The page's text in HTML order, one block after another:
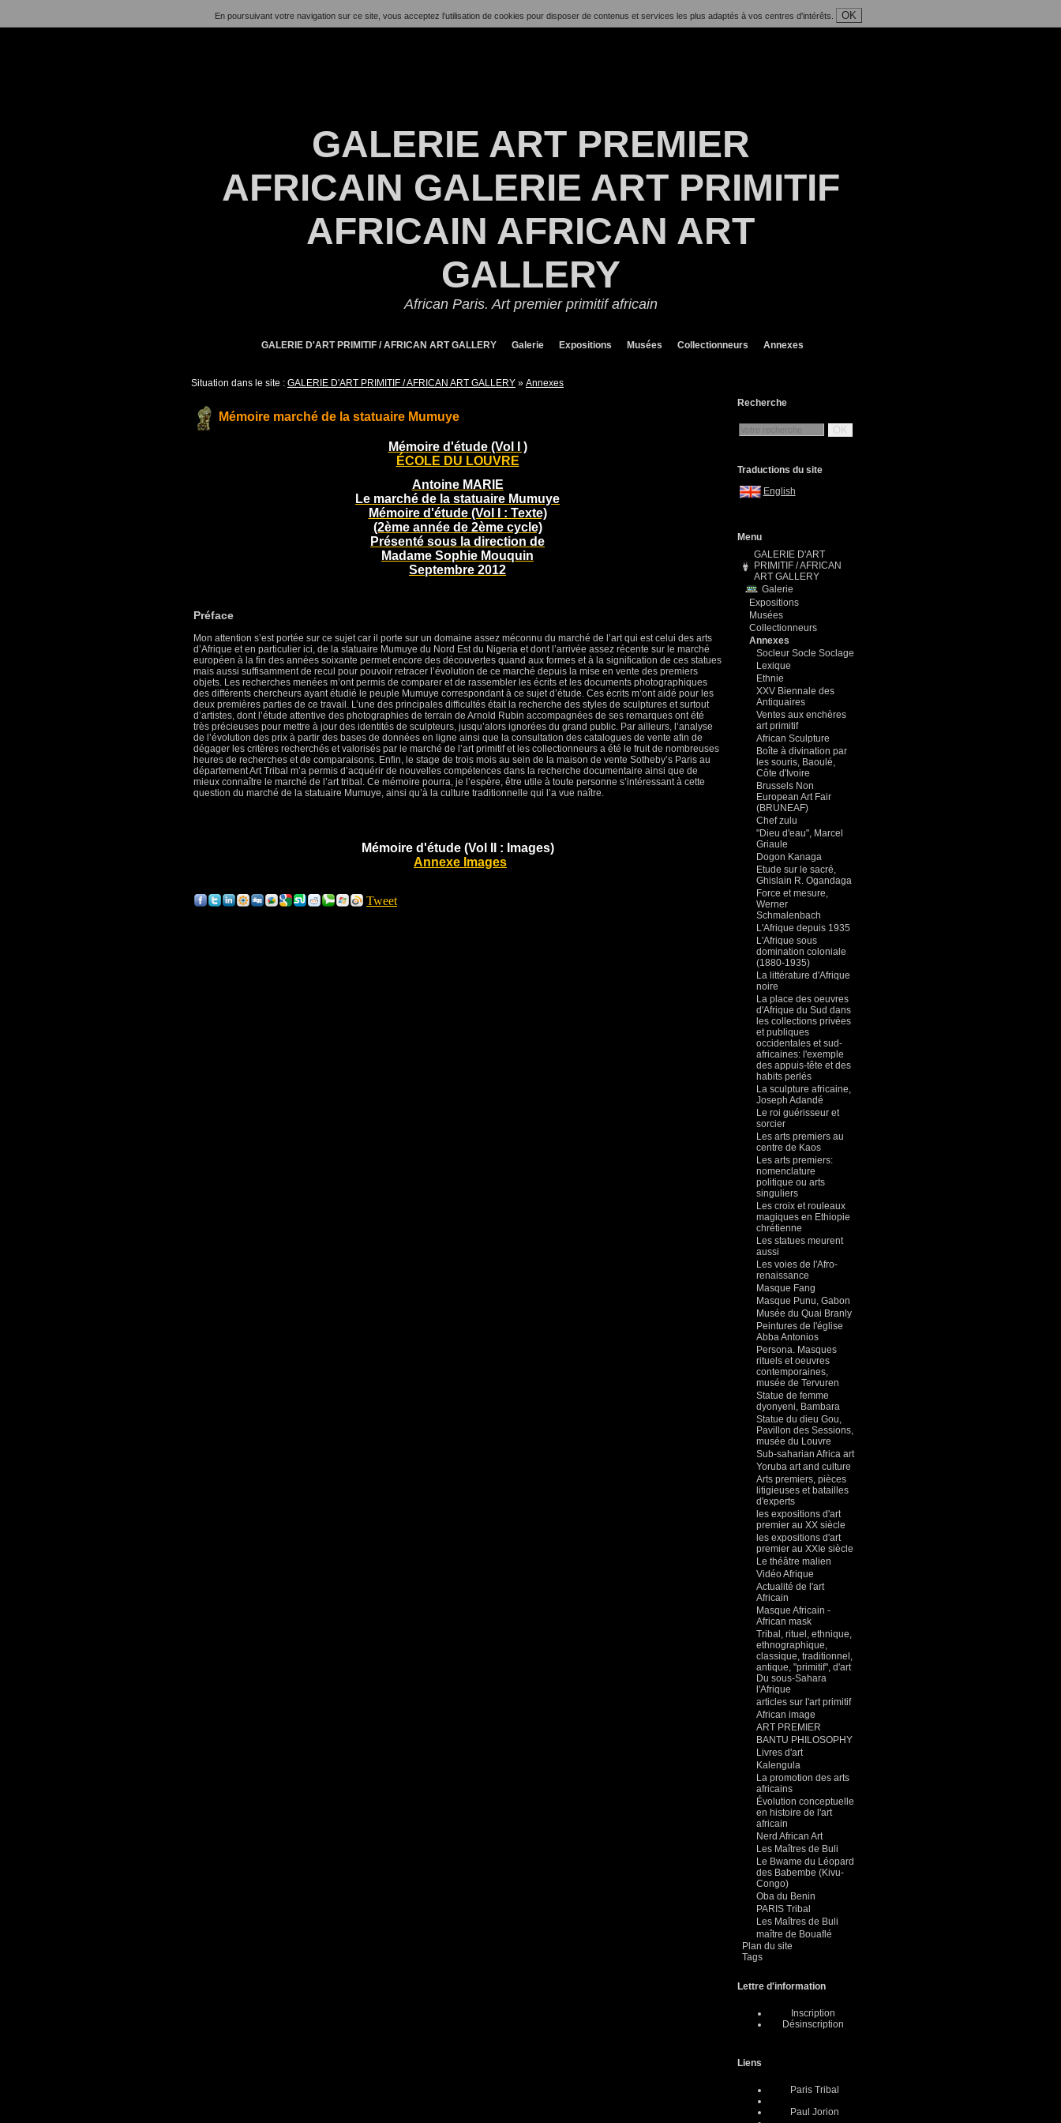
En poursuivant votre navigation sur ce site, vous acceptez l’utilisation de cookies pour disposer de contenus et services les plus adaptés à vos centres d'intérêts. OK
GALERIE ART PREMIER
AFRICAIN GALERIE ART PRIMITIF
AFRICAIN AFRICAN ART
GALLERY
African Paris. Art premier primitif africain
GALERIE D'ART PRIMITIF / AFRICAN ART GALLERY Galerie Expositions Musées Collectionneurs Annexes
Situation dans le site : GALERIE D'ART PRIMITIF / AFRICAN ART GALLERY » Annexes
Mémoire marché de la statuaire Mumuye
Mémoire d'étude (Vol I )
ÉCOLE DU LOUVRE
Antoine MARIE
Le marché de la statuaire Mumuye
Mémoire d'étude (Vol I : Texte)
(2ème année de 2ème cycle)
Présenté sous la direction de
Madame Sophie Mouquin
Septembre 2012
Préface
Mon attention s’est portée sur ce sujet car il porte sur un domaine assez méconnu du marché de l’art qui est celui des arts
d’Afrique et en particulier ici, de la statuaire Mumuye du Nord Est du Nigeria et dont l’arrivée assez récente sur le marché
européen à la fin des années soixante permet encore des découvertes quand aux formes et à la signification de ces statues
mais aussi suffisamment de recul pour pouvoir retracer l’évolution de ce marché depuis la mise en vente des premiers
objets. Les recherches menées m’ont permis de comparer et de rassembler les écrits et les documents photographiques
des différents chercheurs ayant étudié le peuple Mumuye correspondant à ce sujet d’étude. Ces écrits m’ont aidé pour les
deux premières parties de ce travail. L’une des principales difficultés était la recherche des styles de sculptures et surtout
d’artistes, dont l’étude attentive des photographies de terrain de Arnold Rubin accompagnées de ses remarques ont été
très précieuses pour mettre à jour des identités de sculpteurs, jusqu’alors ignorées du grand public. Par ailleurs, l’analyse
de l’évolution des prix à partir des bases de données en ligne ainsi que la consultation des catalogues de vente afin de
dégager les critères recherchés et valorisés par le marché de l’art primitif et les collectionneurs a été le fruit de nombreuses
heures de recherches et de comparaisons. Enfin, le stage de trois mois au sein de la maison de vente Sotheby’s Paris au
département Art Tribal m’a permis d’acquérir de nouvelles compétences dans la recherche documentaire ainsi que de
mieux connaître le marché de l’art tribal. Ce mémoire pourra, je l’espère, être utile à toute personne s’intéressant à cette
question du marché de la statuaire Mumuye, ainsi qu’à la culture traditionnelle qui l’a vue naître.
Mémoire d'étude (Vol II : Images)
Annexe Images
Tweet
Recherche
OK
Traductions du site
English
Menu
GALERIE D'ART
PRIMITIF / AFRICAN
ART GALLERY
Galerie
Expositions
Musées
Collectionneurs
Annexes
Socleur Socle Soclage
Lexique
Ethnie
XXV Biennale des
Antiquaires
Ventes aux enchères
art primitif
African Sculpture
Boîte à divination par
les souris, Baoulé,
Côte d'Ivoire
Brussels Non
European Art Fair
(BRUNEAF)
Chef zulu
"Dieu d'eau", Marcel
Griaule
Dogon Kanaga
Etude sur le sacré,
Ghislain R. Ogandaga
Force et mesure,
Werner
Schmalenbach
L'Afrique depuis 1935
L'Afrique sous
domination coloniale
(1880-1935)
La littérature d'Afrique
noire
La place des oeuvres
d'Afrique du Sud dans
les collections privées
et publiques
occidentales et sud-
africaines: l'exemple
des appuis-tête et des
habits perlés
La sculpture africaine,
Joseph Adandé
Le roi guérisseur et
sorcier
Les arts premiers au
centre de Kaos
Les arts premiers:
nomenclature
politique ou arts
singuliers
Les croix et rouleaux
magiques en Ethiopie
chrétienne
Les statues meurent
aussi
Les voies de l'Afro-
renaissance
Masque Fang
Masque Punu, Gabon
Musée du Quai Branly
Peintures de l'église
Abba Antonios
Persona. Masques
rituels et oeuvres
contemporaines,
musée de Tervuren
Statue de femme
dyonyeni, Bambara
Statue du dieu Gou,
Pavillon des Sessions,
musée du Louvre
Sub-saharian Africa art
Yoruba art and culture
Arts premiers, pièces
litigieuses et batailles
d'experts
les expositions d'art
premier au XX siècle
les expositions d'art
premier au XXIe siècle
Le théâtre malien
Vidéo Afrique
Actualité de l'art
Africain
Masque Africain -
African mask
Tribal, rituel, ethnique,
ethnographique,
classique, traditionnel,
antique, "primitif", d'art
Du sous-Sahara
l'Afrique
articles sur l'art primitif
African image
ART PREMIER
BANTU PHILOSOPHY
Livres d'art
Kalengula
La promotion des arts
africains
Évolution conceptuelle
en histoire de l'art
africain
Nerd African Art
Les Maîtres de Buli
Le Bwame du Léopard
des Babembe (Kivu-
Congo)
Oba du Benin
PARIS Tribal
Les Maîtres de Buli
maître de Bouaflé
Plan du site
Tags
Lettre d'information
Inscription
Désinscription
Liens
Paris Tribal
Paul Jorion